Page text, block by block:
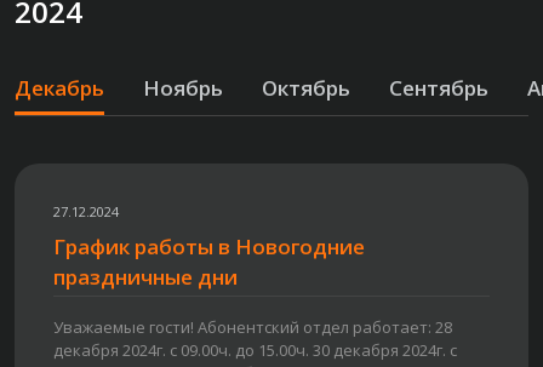
2024
Декабрь Ноябрь Октябрь Сентябрь
27.12.2024
График работы в Новогодние
праздничные дни
Уважаемые гости! Абонентский отдел работает: 28
декабря 2024г. с 09.00ч. до 15.00ч. 30 декабря 2024г. с